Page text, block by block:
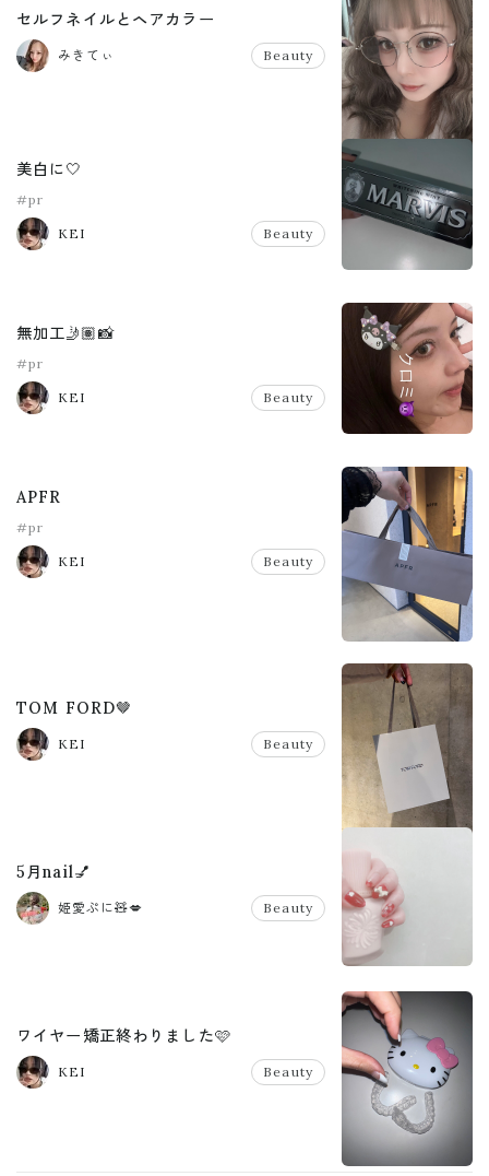
セルフネイルとヘアカラー
みきてぃ Beauty
美白に🤍
#pr
KEI Beauty
無加工🤳🏽📸
#pr
KEI Beauty
APFR
#pr
KEI Beauty
TOM FORD🤎
KEI Beauty
5月nail💅
姫愛ぷに🧸💋 Beauty
ワイヤー矯正終わりました🩷
KEI Beauty